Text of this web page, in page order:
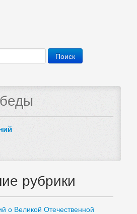
рубрики
о Великой Отечественной